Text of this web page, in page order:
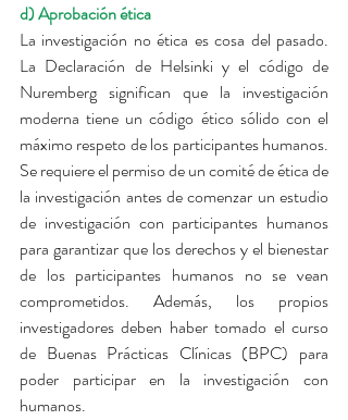
d) Aprobación ética
La investigación no ética es cosa del pasado.
La Declaración de Helsinki y el código de
Nuremberg significan que la investigación
moderna tiene un código ético sólido con el
máximo respeto de los participantes humanos.
Se requiere el permiso de un comité de ética de
la investigación antes de comenzar un estudio
de investigación con participantes humanos
para garantizar que los derechos y el bienestar
de los participantes humanos no se vean
comprometidos. Además, los propios
investigadores deben haber tomado el curso
de Buenas Prácticas Clínicas (BPC) para
poder participar en la investigación con
humanos.